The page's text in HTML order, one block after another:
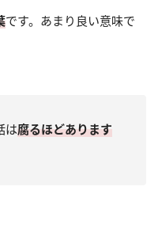
です。あまり良い意味で
は腐るほどあります